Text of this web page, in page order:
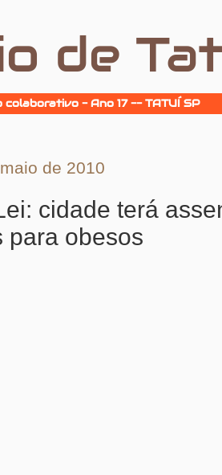
de
- Ano 17 -- TATUÍ SP
de 2010
cidade terá
para obesos